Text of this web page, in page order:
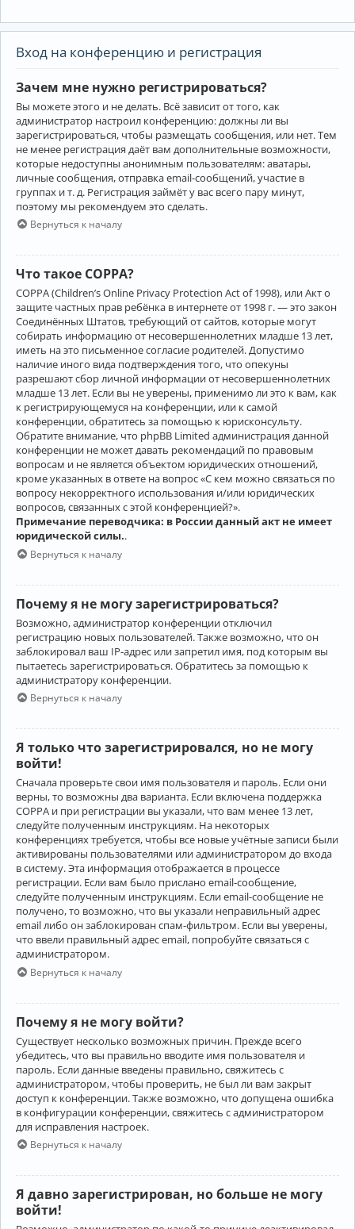
Вход на конференцию и регистрация
Зачем мне нужно регистрироваться?
Вы можете этого и не делать. Всё зависит от того, как
администратор настроил конференцию: должны ли вы
зарегистрироваться, чтобы размещать сообщения, или нет. Тем
не менее регистрация даёт вам дополнительные возможности,
которые недоступны анонимным пользователям: аватары,
личные сообщения, отправка email-сообщений, участие в
группах и т. д. Регистрация займёт у вас всего пару минут,
поэтому мы рекомендуем это сделать.
Вернуться к началу
Что такое COPPA?
COPPA (Children’s Online Privacy Protection Act of 1998), или Акт о
защите частных прав ребёнка в интернете от 1998 г. — это закон
Соединённых Штатов, требующий от сайтов, которые могут
собирать информацию от несовершеннолетних младше 13 лет,
иметь на это письменное согласие родителей. Допустимо
наличие иного вида подтверждения того, что опекуны
разрешают сбор личной информации от несовершеннолетних
младше 13 лет. Если вы не уверены, применимо ли это к вам, как
к регистрирующемуся на конференции, или к самой
конференции, обратитесь за помощью к юрисконсульту.
Обратите внимание, что phpBB Limited администрация данной
конференции не может давать рекомендаций по правовым
вопросам и не является объектом юридических отношений,
кроме указанных в ответе на вопрос «С кем можно связаться по
вопросу некорректного использования и/или юридических
вопросов, связанных с этой конференцией?».
Примечание переводчика: в России данный акт не имеет
юридической силы..
Вернуться к началу
Почему я не могу зарегистрироваться?
Возможно, администратор конференции отключил
регистрацию новых пользователей. Также возможно, что он
заблокировал ваш IP-адрес или запретил имя, под которым вы
пытаетесь зарегистрироваться. Обратитесь за помощью к
администратору конференции.
Вернуться к началу
Я только что зарегистрировался, но не могу
войти!
Сначала проверьте свои имя пользователя и пароль. Если они
верны, то возможны два варианта. Если включена поддержка
COPPA и при регистрации вы указали, что вам менее 13 лет,
следуйте полученным инструкциям. На некоторых
конференциях требуется, чтобы все новые учётные записи были
активированы пользователями или администратором до входа
в систему. Эта информация отображается в процессе
регистрации. Если вам было прислано email-сообщение,
следуйте полученным инструкциям. Если email-сообщение не
получено, то возможно, что вы указали неправильный адрес
email либо он заблокирован спам-фильтром. Если вы уверены,
что ввели правильный адрес email, попробуйте связаться с
администратором.
Вернуться к началу
Почему я не могу войти?
Существует несколько возможных причин. Прежде всего
убедитесь, что вы правильно вводите имя пользователя и
пароль. Если данные введены правильно, свяжитесь с
администратором, чтобы проверить, не был ли вам закрыт
доступ к конференции. Также возможно, что допущена ошибка
в конфигурации конференции, свяжитесь с администратором
для исправления настроек.
Вернуться к началу
Я давно зарегистрирован, но больше не могу
войти!